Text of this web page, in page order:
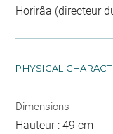
Horirâa (directeur
PHYSICAL
Dimensions
Hauteur : 49 cm